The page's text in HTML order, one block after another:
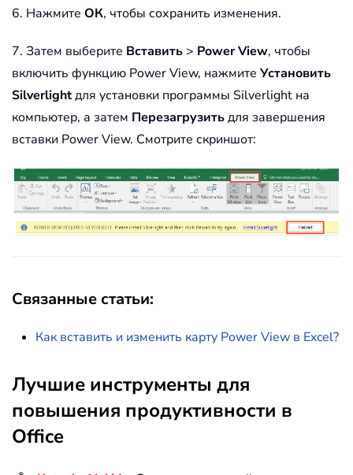
6. Нажмите ОК, чтобы сохранить изменения.
7. Затем выберите Вставить > Power View, чтобы
включить функцию Power View, нажмите Установить
Silverlightдля установки программы Silverlight на
компьютер, а затем Перезагрузитьдля завершения
вставки Power View. Смотрите скриншот:
Связанные статьи:
Как вставить и изменить карту Power View в Excel?
Лучшие инструменты для
повышения продуктивности в
Office